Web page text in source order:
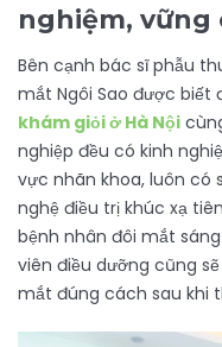
nghiệm, vững
Bên cạnh bác sĩ phẫu
mắt Ngôi Sao được biết
khám giỏi ở Hà Nội
nghiệp đều có kinh
vực nhãn khoa, luôn có
nghệ điều trị khúc xạ
bệnh nhân đôi mắt
viên điều dưỡng cũng
mắt đúng cách sau khi